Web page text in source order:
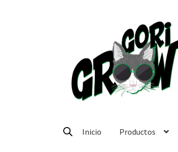
navegación
página
Inicio Productos